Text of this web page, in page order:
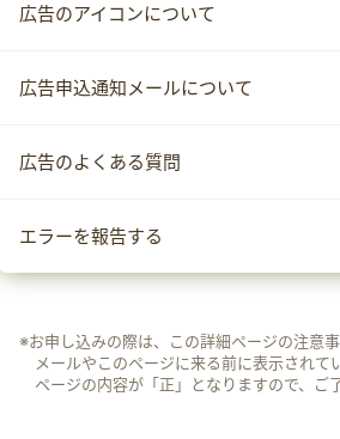
広告のアイコンについて
広告申込通知メールについて
広告のよくある質問
エラーを報告する
※お申し込みの際は、この詳細ページの注意
メールやこのページに来る前に表示され
ページの内容が「正」となりますので、ご